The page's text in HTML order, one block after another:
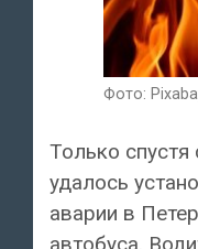
Фото:
Только спустя
удалось
аварии в